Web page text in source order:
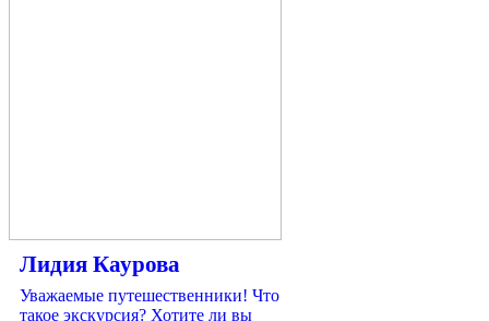
Лидия Каурова
Уважаемые путешественники! Что
такое экскурсия? Хотите ли вы